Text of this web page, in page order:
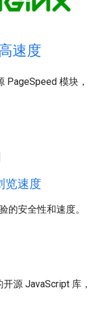
速度
PageSpeed 模块，
览速度
的安全性和速度。
源 JavaScript 库，